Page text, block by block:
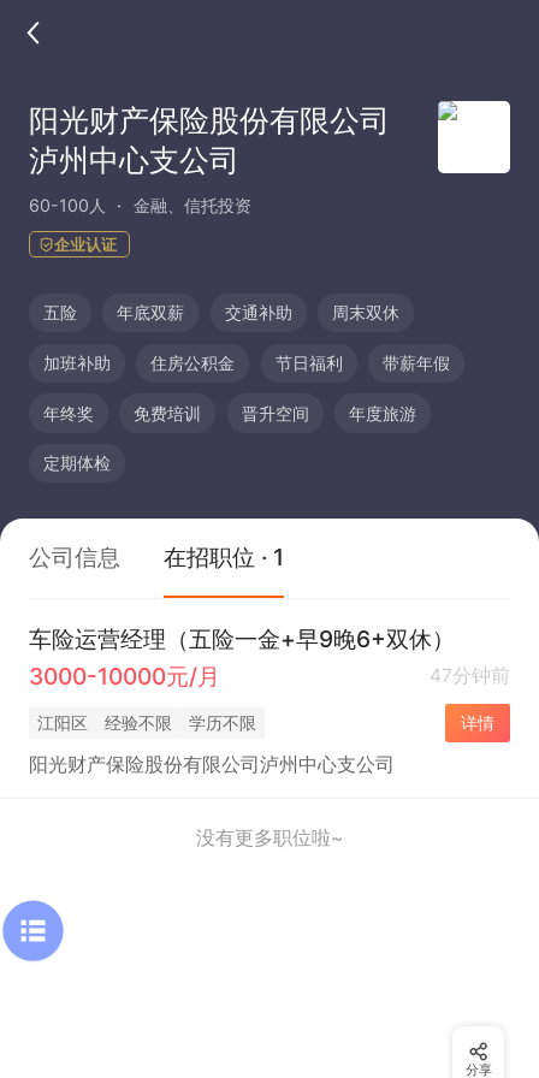
阳光财产保险股份有限公司
泸州中心支公司
60-100人 金融、信托投资
企业认证
五险 年底双薪 交通补助 周末双休
加班补助 住房公积金 节日福利 带薪年假
年终奖 免费培训 晋升空间 年度旅游
定期体检
公司信息 在招职位 · 1
车险运营经理（五险一金+早9晚6+双休）
3000-10000元/月
47分钟前
江阳区 经验不限 学历不限 详情
阳光财产保险股份有限公司泸州中心支公司
没有更多职位啦~
分享